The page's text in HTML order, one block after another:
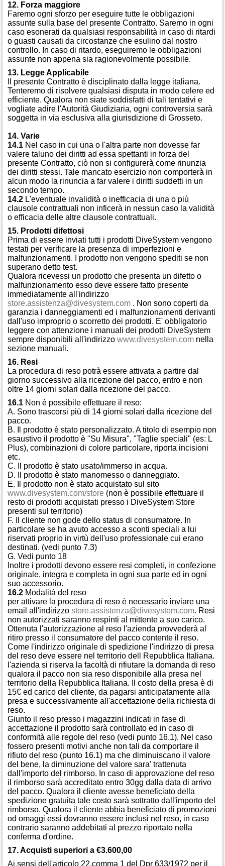
12. Forza maggiore
Faremo ogni sforzo per eseguire tutte le obbligazioni
assunte sulla base del presente Contratto. Saremo in ogni
caso esonerati da qualsiasi responsabilità in caso di ritardi
o guasti causati da circostanze che esulino dal nostro
controllo. In caso di ritardo, eseguiremo le obbligazioni
assunte non appena sia ragionevolmente possibile.
13. Legge Applicabile
Il presente Contratto è disciplinato dalla legge italiana.
Tenteremo di risolvere qualsiasi disputa in modo celere ed
efficiente. Qualora non siate soddisfatti di tali tentativi e
vogliate adire l'Autorità Giudiziaria, ogni controversia sarà
soggetta in via esclusiva alla giurisdizione di Grosseto.
14. Varie
14.1 Nel caso in cui una o l'altra parte non dovesse far
valere taluno dei diritti ad essa spettanti in forza del
presente Contratto, ciò non si configurerà come rinunzia
dei diritti stessi. Tale mancato esercizio non comporterà in
alcun modo la rinuncia a far valere i diritti suddetti in un
secondo tempo.
14.2 L'eventuale invalidità o inefficacia di una o più
clausole contrattuali non inficerà in nessun caso la validità
o efficacia delle altre clausole contrattuali.
15. Prodotti difettosi
Prima di essere inviati tutti i prodotti DiveSystem vengono
testati per verificare la presenza di imperfezioni e
malfunzionamenti. I prodotto non vengono spediti se non
superano detto test.
Qualora ricevessi un prodotto che presenta un difetto o
malfunzionamento esso deve essere fatto presente
immediatamente all'indirizzo
store.assistenza@divesystem.com . Non sono coperti da
garanzia i danneggiamenti ed i malfunzionamenti derivanti
dall'uso improprio o scorretto dei prodotti. E' obbligatorio
leggere con attenzione i manuali dei prodotti DiveSystem
sempre disponibili all'indirizzo www.divesystem.com nella
sezione manuali.
16. Resi
La procedura di reso potrà essere attivata a partire dal
giorno successivo alla ricezione del pacco, entro e non
oltre 14 giorni solari dalla ricezione del pacco.
16.1 Non è possibile effettuare il reso:
A. Sono trascorsi più di 14 giorni solari dalla ricezione del
pacco.
B. Il prodotto è stato personalizzato. A titolo di esempio non
esaustivo il prodotto è "Su Misura", "Taglie speciali" (es: L
Plus), combinazioni di colore particolare, riporta incisioni
etc.
C. Il prodotto è stato usato/immerso in acqua.
D. Il prodotto è stato manomesso o danneggiato.
E. Il prodotto non è stato acquistato sul sito
www.divesystem.com/store (non è possibile effettuare il
resto di prodotti acquistati presso i DiveSystem Store
presenti sul territorio)
F. Il cliente non gode dello status di consumatore. In
particolare se ha avuto accesso a sconti speciali a lui
riservati proprio in virtù dell'uso professionale cui erano
destinati. (vedi punto 7.3)
G. Vedi punto 18
Inoltre i prodotti devono essere resi completi, in confezione
originale, integra e completa in ogni sua parte ed in ogni
suo accessorio.
16.2 Modalità del reso
per attivare la procedura di reso è necessario inviare una
email all'indirizzo store.assistenza@divesystem.com. Resi
non autorizzati saranno respinti al mittente a suo carico.
Ottenuta l'autorizzazione al reso l'azienda provvederà al
ritiro presso il consumatore del pacco contente il reso.
Come l'indirizzo originale di spedizione l'indirizzo di presa
del reso deve essere nel territorio dell Repubblica Italiana.
l'azienda si riserva la facoltà di rifiutare la domanda di reso
qualora il pacco non sia reso disponibile alla presa nel
territorio della Repubblica Italiana. Il costo della presa è di
15€ ed carico del cliente, da pagarsi anticipatamente alla
presa e successivamente all'accettazione della richiesta di
reso.
Giunto il reso presso i magazzini indicati in fase di
accettazione il prodotto sarà controllato ed in caso di
conformità alle regole del reso (vedi punto 16.1). Nel caso
fossero presenti motivi anche non tali da comportare il
rifiuto del reso (punto 16.1) ma che diminuiscano il valore
del bene, la diminuzione del valore sara' trattenuta
dall'importo del rimborso. In caso di approvazione del reso
il rimborso sarà accreditato entro 30gg dalla data di arrivo
del pacco. Qualora il cliente avesse beneficiato della
spedizione gratuita tale costo sarà sottratto dall'importo del
rimborso. Qualora il cliente abbia beneficiato di promozioni
od omaggi essi dovranno essere inclusi nel reso, in caso
contrario saranno addebitati al prezzo riportato nella
conferma d'ordine.
17. Acquisti superiori a €3.600,00
Ai sensi dell'articolo 22,comma 1 del Dpr 633/1972 per il